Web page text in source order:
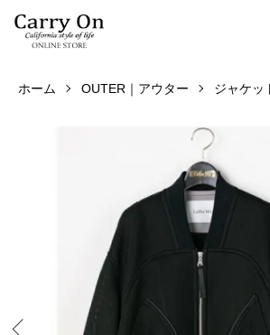
ホーム OUTER｜アウター ジャケッ